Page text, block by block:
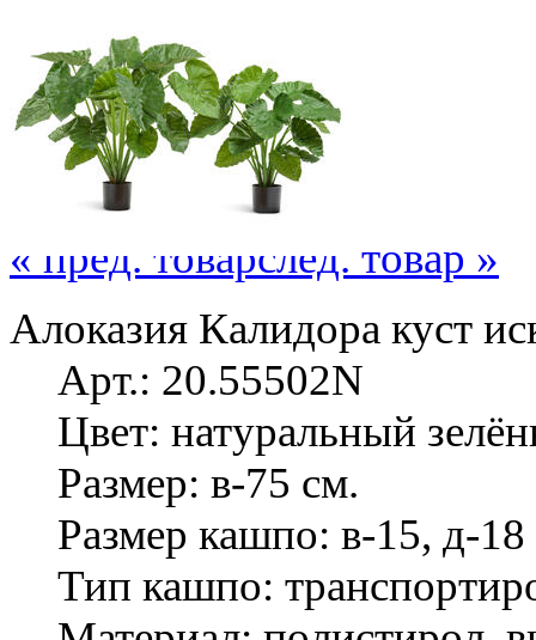
« пред. товарслед. товар »
Алоказия Калидора куст
Арт.: 20.55502N
Цвет: натуральный
Размер: в-75 см.
Размер кашпо: в-15, д-
Тип кашпо: